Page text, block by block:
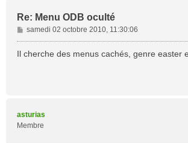
Re: Menu ODB oculté
M
e
s
samedi 02 octobre 2010, 11:30:06
Il cherche des menus cachés, genre easter
asturias
Membre